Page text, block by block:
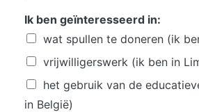
Ik ben geïnteresseerd in:
wat spullen te doneren (ik
vrijwilligerswerk (ik ben in
het gebruik van de
in België)